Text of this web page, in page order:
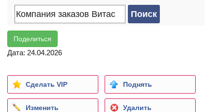
Поделиться
Дата: 24.04.2026
Сделать VIP Поднять
Изменить Удалить